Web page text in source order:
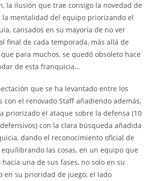
la ilusión que trae consigo la novedad de
la mentalidad del equipo priorizando el
cansados en su mayoría de no ver
final de cada temporada, más allá de
para muchos, se quedó obsoleto hace
de esta franquicia…
que se ha levantado entre los
con el renovado Staff añadiendo además,
priorizado el ataque sobre la defensa (10
con la clara búsqueda añadida
dando el reconocimiento oficial de
las cosas, en un equipo que
una de sus fases, no solo en su
en su prioridad de juego, el lado